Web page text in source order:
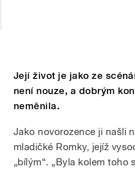
Její život je jako ze
není nouze, a dobrým
neměnila.
Jako novorozence ji našli
mladičké Romky, jejíž
„bílým“. „Byla kolem toho